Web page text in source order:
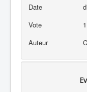
Date
Vote
Auteur